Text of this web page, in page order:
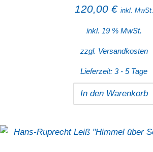
120,00 € inkl. MwSt.
inkl. 19 % MwSt.
zzgl. Versandkosten
Lieferzeit: 3 - 5 Tage
In den Warenkorb